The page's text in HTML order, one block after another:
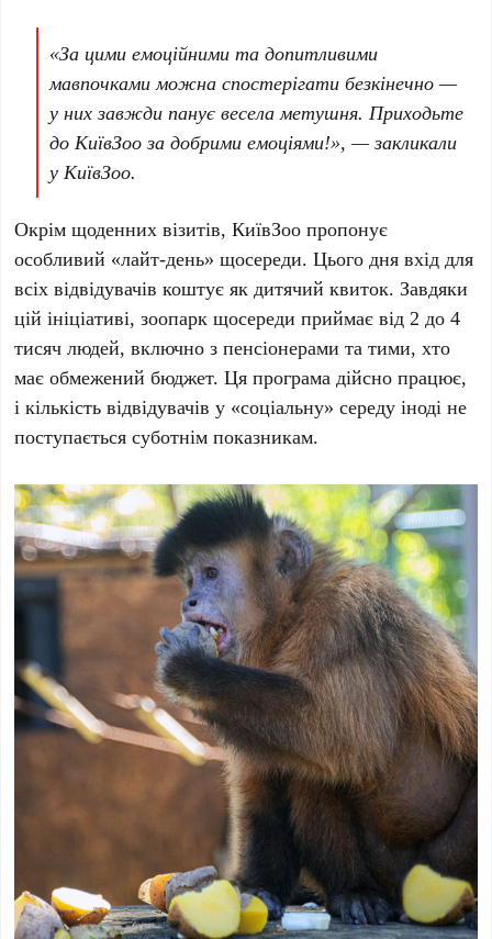
«За цими емоційними та допитливими
мавпочками можна спостерігати безкінечно —
у них завжди панує весела метушня. Приходьте
до КиївЗоо за добрими емоціями!», — закликали
уКиївЗоо.
Окрім щоденних візитів,КиївЗоо пропонує
особливий «лайт-день» щосереди. Цього дня вхід для
всіх відвідувачів коштує як дитячий квиток. Завдяки
цій ініціативі, зоопарк щосереди приймає від2 до4
тисяч людей, включно з пенсіонерами та тими, хто
має обмежений бюджет. Ця програма дійсно працює,
і кількість відвідувачів у «соціальну» середу іноді не
поступається суботнім показникам.